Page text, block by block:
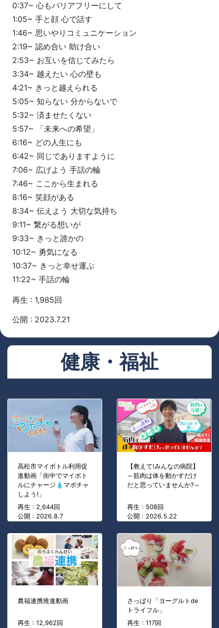
0:37~ 心もバリアフリーにして
1:05~ 手と顔 心で話す
1:46~ 思いやりコミュニケーション
2:19~ 認め合い 助け合い
2:53~ お互いを信じてみたら
3:34~ 越えたい 心の壁も
4:21~ きっと越えられる
5:05~ 知らない 分からないで
5:32~ 済ませたくない
5:57~ 「未来への希望」
6:16~ どの人生にも
6:42~ 同じでありますように
7:06~ 広げよう 手話の輪
7:46~ ここから生まれる
8:16~ 笑顔がある
8:34~ 伝えよう 大切な気持ち
9:11~ 繋がる想いが
9:33~ きっと誰かの
10:12~ 勇気になる
10:37~ きっと幸せ運ぶ
11:22~ 手話の輪
再生 : 1,985回
公開 : 2023.7.21
健康・福祉
高松市マイボトル利用促
進動画「街中でマイボト
ルにチャージ💧マボチャ
しよう!」
再生 : 2,644回
公開 : 2026.8.7
【教えて!みんなの病院】
～筋肉は体を動かすだけ
だと思っていませんか?～
再生 : 508回
公開 : 2026.5.22
農福連携推進動画
再生 : 12,962回
さっぱり「ヨーグルトde
トライフル」
再生 : 117回